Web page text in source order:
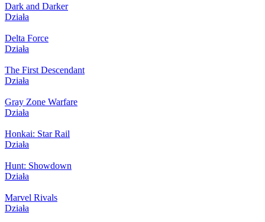
Dark and Darker
Działa
Delta Force
Działa
The First Descendant
Działa
Gray Zone Warfare
Działa
Honkai: Star Rail
Działa
Hunt: Showdown
Działa
Marvel Rivals
Działa